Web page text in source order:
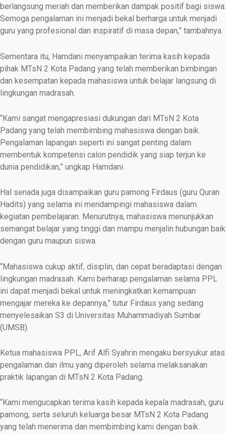
berlangsung meriah dan memberikan dampak positif bagi siswa.
Semoga pengalaman ini menjadi bekal berharga untuk menjadi
guru yang profesional dan inspiratif di masa depan,” tambahnya.
Sementara itu, Hamdani menyampaikan terima kasih kepada
pihak MTsN 2 Kota Padang yang telah memberikan bimbingan
dan kesempatan kepada mahasiswa untuk belajar langsung di
lingkungan madrasah.
“Kami sangat mengapresiasi dukungan dari MTsN 2 Kota
Padang yang telah membimbing mahasiswa dengan baik.
Pengalaman lapangan seperti ini sangat penting dalam
membentuk kompetensi calon pendidik yang siap terjun ke
dunia pendidikan,” ungkap Hamdani.
Hal senada juga disampaikan guru pamong Firdaus (guru Quran
Hadits) yang selama ini mendampingi mahasiswa dalam
kegiatan pembelajaran. Menurutnya, mahasiswa menunjukkan
semangat belajar yang tinggi dan mampu menjalin hubungan baik
dengan guru maupun siswa.
“Mahasiswa cukup aktif, disiplin, dan cepat beradaptasi dengan
lingkungan madrasah. Kami berharap pengalaman selama PPL
ini dapat menjadi bekal untuk meningkatkan kemampuan
mengajar mereka ke depannya,” tutur Firdaus yang sedang
menyelesaikan S3 di Universitas Muhammadiyah Sumbar
(UMSB).
Ketua mahasiswa PPL, Arif Alfi Syahrin mengaku bersyukur atas
pengalaman dan ilmu yang diperoleh selama melaksanakan
praktik lapangan di MTsN 2 Kota Padang.
“Kami mengucapkan terima kasih kepada kepala madrasah, guru
pamong, serta seluruh keluarga besar MTsN 2 Kota Padang
yang telah menerima dan membimbing kami dengan baik.